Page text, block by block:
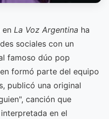
en La Voz Argentina ha
sociales con un
famoso dúo pop
formó parte del equipo
publicó una original
canción que
en el